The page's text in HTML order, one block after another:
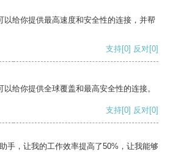
以给你提供最高速度和安全性的连接，并帮
支持[0] 反对[0]
给你提供全球覆盖和最高安全性的连接。
支持[0] 反对[0]
手，让我的工作效率提高了50%，让我能够